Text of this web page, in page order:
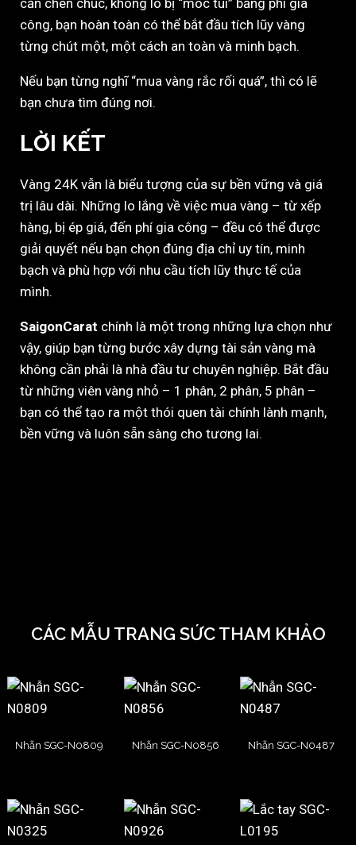
cần chen chúc, không lo bị “móc túi” bằng phí gia
công, bạn hoàn toàn có thể bắt đầu tích lũy vàng
từng chút một, một cách an toàn và minh bạch.
Nếu bạn từng nghĩ “mua vàng rắc rối quá”, thì có lẽ
bạn chưa tìm đúng nơi.
LỜI KẾT
Vàng 24K vẫn là biểu tượng của sự bền vững và giá
trị lâu dài. Những lo lắng về việc mua vàng – từ xếp
hàng, bị ép giá, đến phí gia công – đều có thể được
giải quyết nếu bạn chọn đúng địa chỉ uy tín, minh
bạch và phù hợp với nhu cầu tích lũy thực tế của
mình.
SaigonCarat chính là một trong những lựa chọn như
vậy, giúp bạn từng bước xây dựng tài sản vàng mà
không cần phải là nhà đầu tư chuyên nghiệp. Bắt đầu
từ những viên vàng nhỏ – 1 phân, 2 phân, 5 phân –
bạn có thể tạo ra một thói quen tài chính lành mạnh,
bền vững và luôn sẵn sàng cho tương lai.
CÁC MẪU TRANG SỨC THAM KHẢO
Nhẫn SGC-N0809 Nhẫn SGC-N0856 Nhẫn SGC-N0487